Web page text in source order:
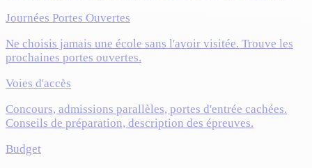
Journées Portes Ouvertes
Ne choisis jamais une école sans l'avoir visitée. Trouve les
prochaines portes ouvertes.
Voies d'accès
Concours, admissions parallèles, portes d'entrée cachées.
Conseils de préparation, description des épreuves.
Budget